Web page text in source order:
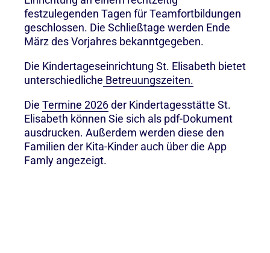
festzulegenden Tagen für Teamfortbildungen
geschlossen. Die Schließtage werden Ende
März des Vorjahres bekanntgegeben.
Die Kindertageseinrichtung St. Elisabeth bietet
unterschiedliche Betreuungszeiten.
Die Termine 2026der Kindertagesstätte St.
Elisabeth können Sie sich als pdf-Dokument
ausdrucken. Außerdem werden diese den
Familien der Kita-Kinder auch über die App
Famly angezeigt.